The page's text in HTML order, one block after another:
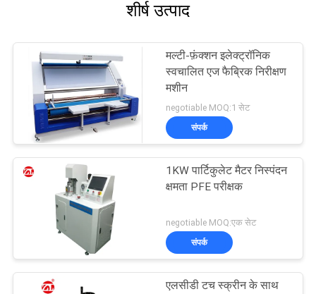
शीर्ष उत्पाद
मल्टी-फ़ंक्शन इलेक्ट्रॉनिक
स्वचालित एज फैब्रिक निरीक्षण
मशीन
negotiable MOQ:1 सेट
संपर्क
1KW पार्टिकुलेट मैटर निस्पंदन
क्षमता PFE परीक्षक
negotiable MOQ:एक सेट
संपर्क
एलसीडी टच स्क्रीन के साथ